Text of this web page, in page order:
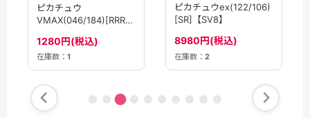
ピカチュウ
VMAX(046/184)[RRR]
1280円(税込)
在庫数： 1
ピカチュウex(122/106)
[SR]【SV8】
8980円(税込)
在庫数： 2